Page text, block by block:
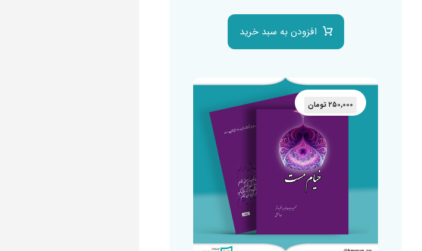
افزودن به سبد خرید
۲۵۰,۰۰۰ تومان